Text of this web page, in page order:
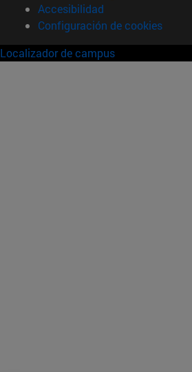
Accesibilidad
Configuración de cookies
Localizador de campus